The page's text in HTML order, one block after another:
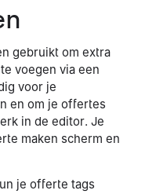
gebruikt om extra
voegen via een
voor je
en om je offertes
in de editor. Je
maken scherm en
je offerte tags